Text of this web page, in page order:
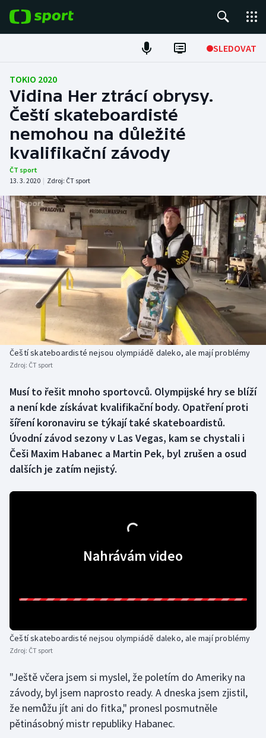
SLEDOVAT
Fotbal
Hokej
Tenis
Atletika
DALŠÍ SPORTY
Americký fotbal
Baseball a softbal
Basketbal
Biatlon
Boby a skeleton
Box
Curling
Dostihy
Florbal
Judo
Krasobruslení
Lezení
Lyže a snowboard
NEPŘEHLÉDNĚTE
Soutěže
Historické návraty
Aplikace ČT sport
AZ kvíz
TOKIO 2020
Vidina Her ztrácí obrysy.
Čeští skateboardisté
nemohou na důležité
kvalifikační závody
ČT sport
13. 3. 2020 | Zdroj: ČT sport
Čeští skateboardisté nejsou olympiádě daleko, ale mají problémy
Zdroj: ČT sport
Musí to řešit mnoho sportovců. Olympijské hry se blíží
a není kde získávat kvalifikační body. Opatření proti
šíření koronaviru se týkají také skateboardistů.
Úvodní závod sezony v Las Vegas, kam se chystali i
Češi Maxim Habanec a Martin Pek, byl zrušen a osud
dalších je zatím nejistý.
Nahrávám video
Čeští skateboardisté nejsou olympiádě daleko, ale mají problémy
Zdroj: ČT sport
"Ještě včera jsem si myslel, že poletím do Ameriky na
závody, byl jsem naprosto ready. A dneska jsem zjistil,
že nemůžu jít ani do fitka," pronesl posmutněle
pětinásobný mistr republiky Habanec.